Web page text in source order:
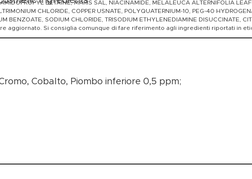
BETAINE, MARIS SAL, NIACINAMIDE, MELALEUCA ALTERNIFOLIA
CHLORIDE, COPPER USNATE, POLYQUATERNIUM-10, PEG-40
BENZOATE, SODIUM CHLORIDE, TRISODIUM ETHYLENEDIAMINE DISUCCINATE,
aggiornato. Si consiglia comunque di fare riferimento agli ingredienti riportati in
Cobalto, Piombo inferiore 0,5 ppm;